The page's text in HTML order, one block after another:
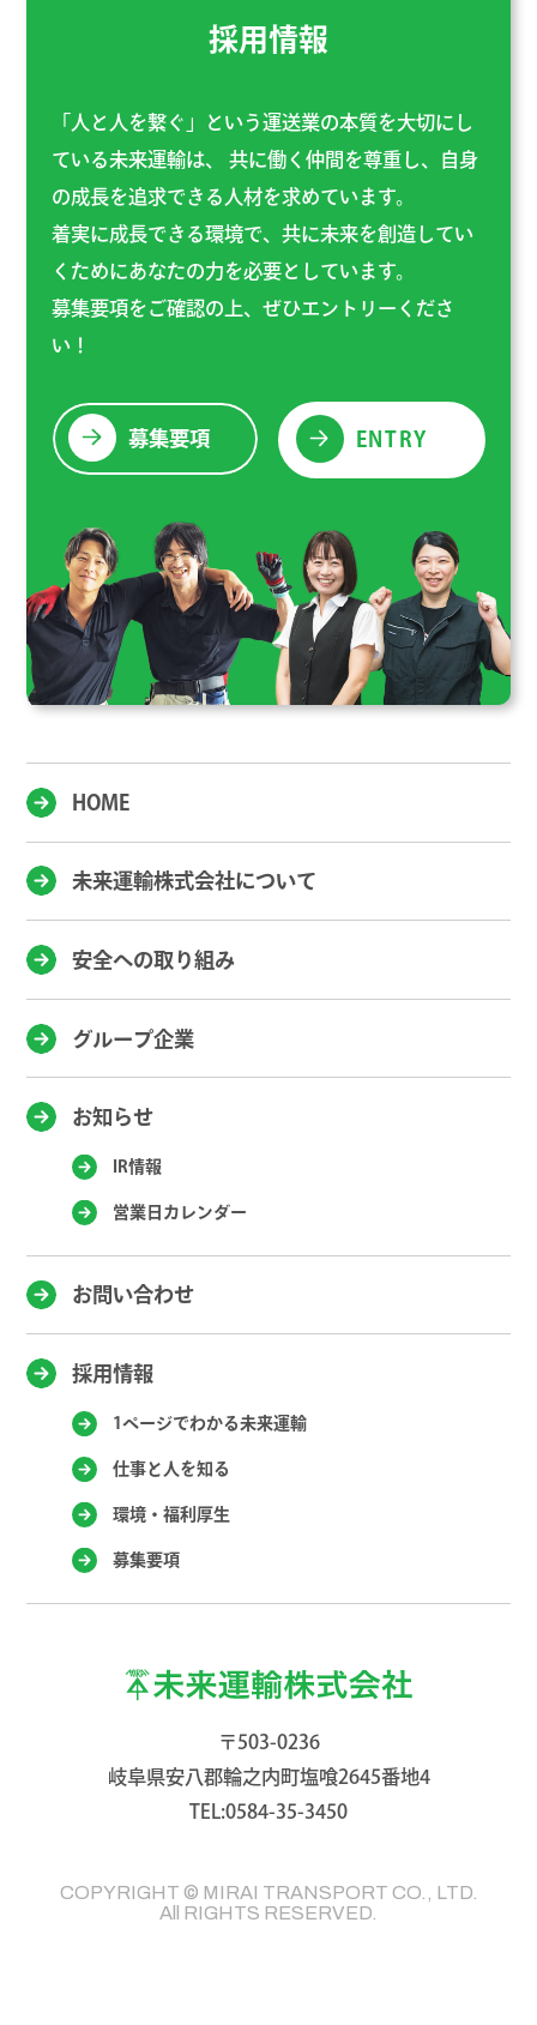
採用情報
「人と人を繋ぐ」という運送業の本質を大切にし
ている未来運輸は、
共に働く仲間を尊重し、自身
の成長を追求できる人材を求めています。
着実に成長できる環境で、共に未来を創造してい
くためにあなたの力を必要としています。
募集要項をご確認の上、ぜひエントリーくださ
い！
募集要項 ENTRY
〒503-0236
岐阜県安八郡輪之内町塩喰2645番地4
TEL:0584-35-3450
HOME
未来運輸株式会社について
安全への取り組み
グループ企業
お知らせ
IR情報
営業日カレンダー
お問い合わせ
採用情報
1ページでわかる未来運輸
仕事と人を知る
環境・福利厚生
募集要項
COPYRIGHT © MIRAI TRANSPORT CO., LTD.
All RIGHTS RESERVED.